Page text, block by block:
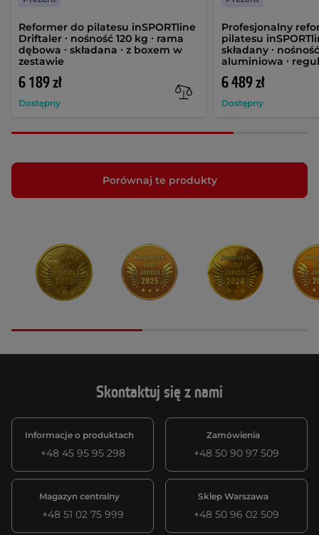
Reformer do pilatesu inSPORTline
Driftaler ∙ nośność 120 kg ∙ rama
dębowa ∙ składana ∙ z boxem w
zestawie
6 189 zł
Dostępny
Profesjonalny
pilatesu
składany ∙
aluminiowa ∙
6 489 zł
Dostępny
Porównaj te produkty
Skontaktuj się z nami
Informacje o produktach
+48 45 95 95 298
Zamówienia
+48 50 90 97 509
Magazyn centralny
+48 51 02 75 999
Sklep Warszawa
+48 50 96 02 509